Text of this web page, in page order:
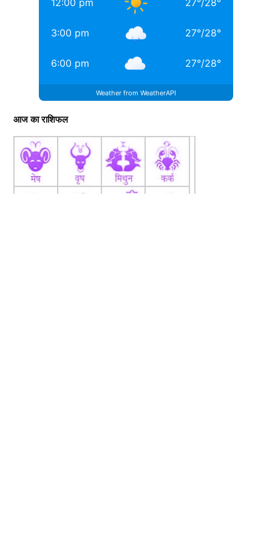
12:00 pm 27°/28°
3:00 pm 27°/28°
6:00 pm 27°/28°
Weather from WeatherAPI
आज का राशिफल